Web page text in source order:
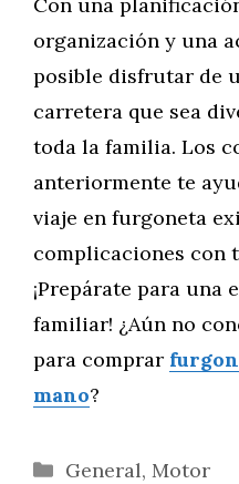
organización y una
posible disfrutar de
carretera que sea
toda la familia. Los
anteriormente te
viaje en furgoneta
complicaciones con
¡Prepárate para una
familiar! ¿Aún no
para comprar
mano?
Categorías
General, Motor